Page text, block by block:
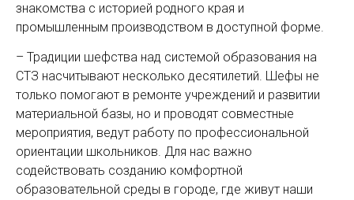
знакомства с историей родного края и
промышленным производством в доступной форме.
– Традиции шефства над системой образования на
СТЗ насчитывают несколько десятилетий. Шефы не
только помогают в ремонте учреждений и развитии
материальной базы, но и проводят совместные
мероприятия, ведут работу по профессиональной
ориентации школьников. Для нас важно
содействовать созданию комфортной
образовательной среды в городе, где живут наши